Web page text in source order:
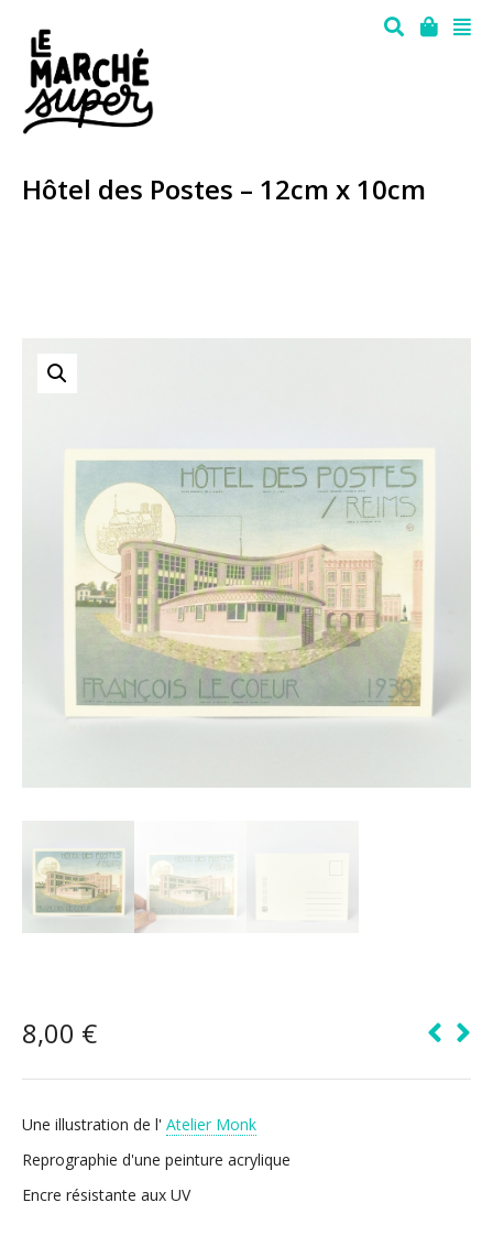
Hôtel des Postes – 12cm x 10cm
8,00 €
Une illustration de l' Atelier Monk
Reprographie d'une peinture acrylique
Encre résistante aux UV